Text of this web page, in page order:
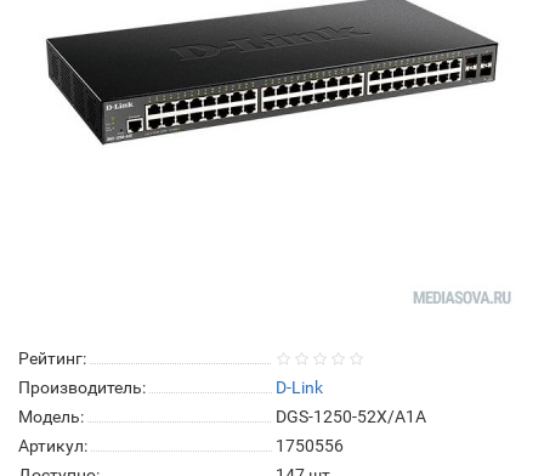
Рейтинг:
Производитель:
D-Link
Модель:
DGS-1250-52X/A1A
Артикул:
1750556